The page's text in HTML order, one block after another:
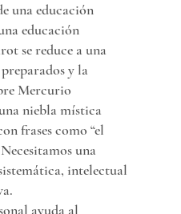
una educación
educación
se reduce a una
y la
Mercurio
niebla mística
frases como “el
una
intelectual
ayuda al